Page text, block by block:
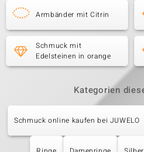
Armbänder mit Citrin
Schmuck mit
Edelsteinen in orange
Kategorien
Schmuck online kaufen bei JUWELO